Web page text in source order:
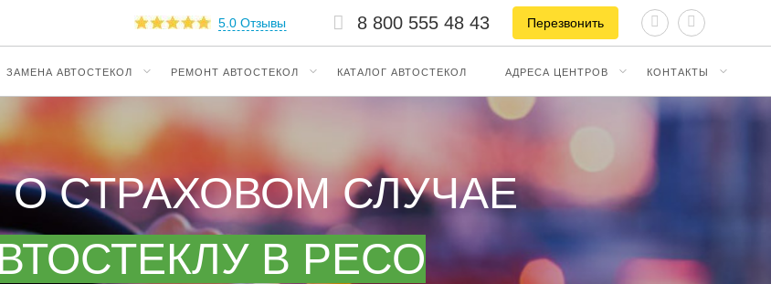
5.0 Отзывы 8 800 555 48 43 Перезвонить
ЗАМЕНА АВТОСТЕКОЛ РЕМОНТ АВТОСТЕКОЛ КАТАЛОГ АВТОСТЕКОЛ АДРЕСА ЦЕНТРОВ КОНТАКТЫ
О СТРАХОВОМ СЛУЧАЕ
В РЕСО